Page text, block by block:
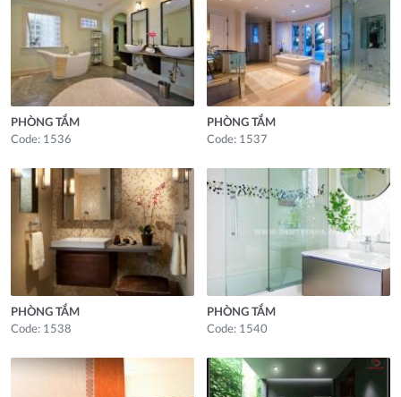
PHÒNG TẮM
Code: 1536
PHÒNG TẮM
Code: 1537
PHÒNG TẮM
Code: 1538
PHÒNG TẮM
Code: 1540